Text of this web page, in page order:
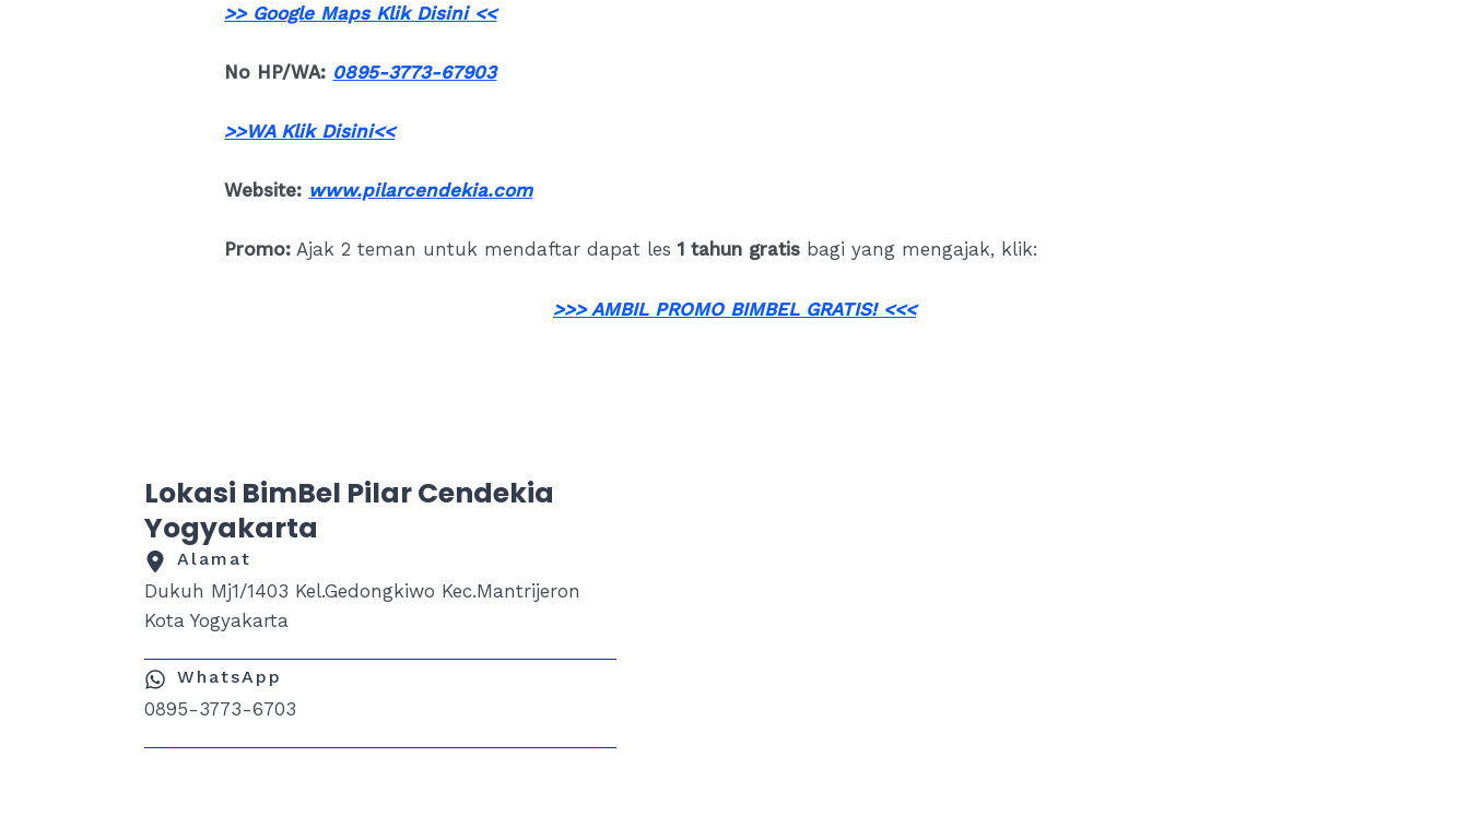
>> Google Maps Klik Disini <<
No HP/WA: 0895-3773-67903
>>WA Klik Disini<<
Website: www.pilarcendekia.com
Promo: Ajak 2 teman untuk mendaftar dapat les1 tahun gratis bagi yang mengajak, klik:
>>> AMBIL PROMO BIMBEL GRATIS! <<<
Lokasi BimBel Pilar Cendekia
Yogyakarta
Alamat
Dukuh Mj1/1403 Kel.Gedongkiwo Kec.Mantrijeron
Kota Yogyakarta
WhatsApp
0895-3773-6703